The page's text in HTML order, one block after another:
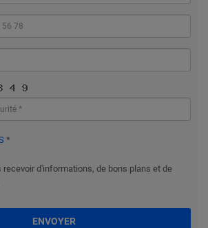
*
recevoir d'informations, de bons plans et de
ENVOYER